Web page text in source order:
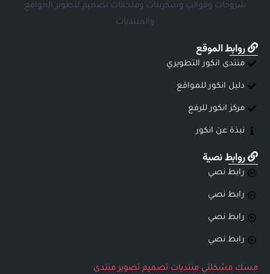
شروحات وقوالب وسكربتات وملحقات تصميم لتطوير المواقع
والمنتديات
روابط الموقع
منتدى انكور التطويري
دليل انكور للمواقع
مركز انكور للرفع
نبذة عن انكور
روابط نصية
رابط نصي
رابط نصي
رابط نصي
رابط نصي
مسك مشكلتي منتديات تصميم تصوير منتدى